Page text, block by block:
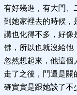
有好幾進，有大門、
到她家裡去的時候，
講也化得不多，好像
佛，所以也就沒給他
忽然想起來，他這個
走了之後，門還是關
確實實是跟她談了不